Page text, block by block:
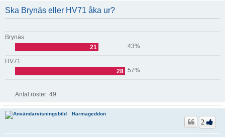
Ska Brynäs eller HV71 åka ur?
Brynäs
21
43%
HV71
28 57%
Antal röster: 49
Harmageddon
2